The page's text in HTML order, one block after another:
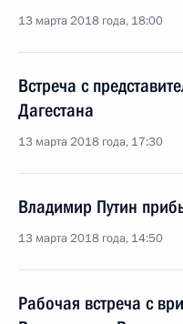
13 марта 2018 года, 18:00
Встреча с
Дагестана
13 марта 2018 года, 17:30
Владимир Путин
13 марта 2018 года, 14:50
Рабочая встреча с